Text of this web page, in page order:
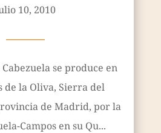
10, 2010
————
se produce en
de la Oliva, Sierra del
de Madrid, por la
Campos en su Qu...